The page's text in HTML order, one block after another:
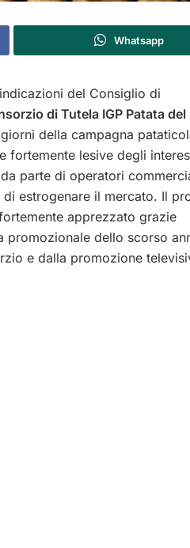
Whatsapp
del Consiglio di
di Tutela IGP Patata del
della campagna
fortemente lesive degli
parte di operatori
estrogenare il mercato. Il
apprezzato grazie
promozionale dello scorso
e dalla promozione